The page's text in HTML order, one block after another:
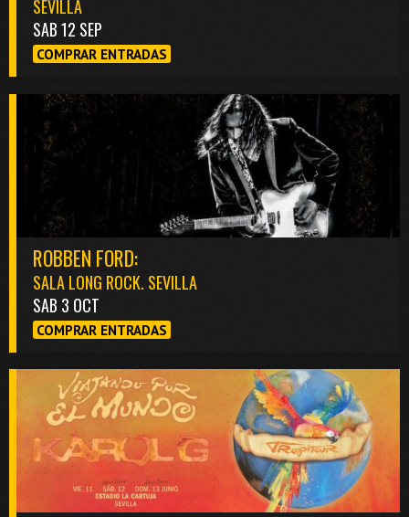
SEVILLA
SAB 12 SEP
COMPRAR ENTRADAS
ROBBEN FORD:
SALA LONG ROCK. SEVILLA
SAB 3 OCT
COMPRAR ENTRADAS